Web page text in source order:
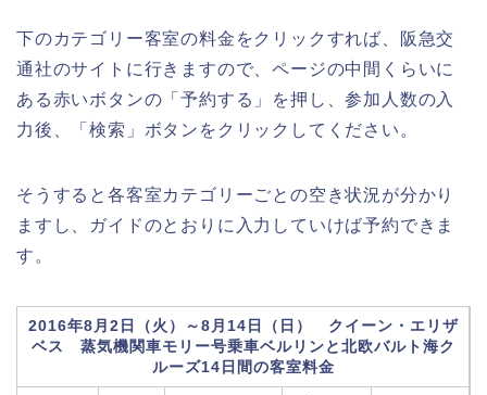
下のカテゴリー客室の料金をクリックすれば、阪急交
通社のサイトに行きますので、ページの中間くらいに
ある赤いボタンの「予約する」を押し、参加人数の入
力後、「検索」ボタンをクリックしてください。
そうすると各客室カテゴリーごとの空き状況が分かり
ますし、ガイドのとおりに入力していけば予約できま
す。
2016年8月2日（火）～8月14日（日） クイーン・エリザ
ベス 蒸気機関車モリー号乗車ベルリンと北欧バルト海ク
ルーズ14日間の客室料金